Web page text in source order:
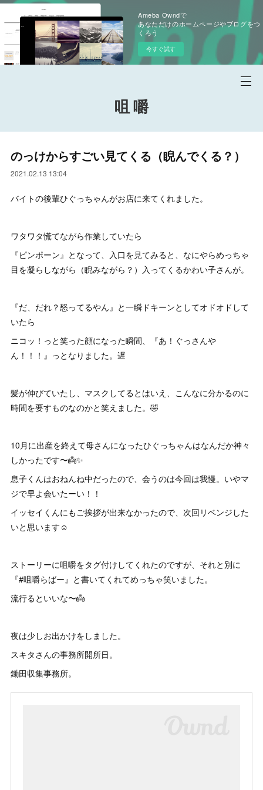
Ameba Owndで
あなただけのホームページやブログをつ
くろう
今すぐ試す
咀 嚼
のっけからすごい見てくる（睨んでくる？）
2021.02.13 13:04
バイトの後輩ひぐっちゃんがお店に来てくれました。
ワタワタ慌てながら作業していたら
『ピンポーン』となって、入口を見てみると、なにやらめっちゃ
目を凝らしながら（睨みながら？）入ってくるかわい子さんが。
『だ、だれ？怒ってるやん』と一瞬ドキーンとしてオドオドして
いたら
ニコッ！っと笑った顔になった瞬間、『あ！ぐっさんや
ん！！！』っとなりました。遅
髪が伸びていたし、マスクしてるとはいえ、こんなに分かるのに
時間を要すものなのかと笑えました。🤣
10月に出産を終えて母さんになったひぐっちゃんはなんだか神々
しかったです〜👼✨
息子くんはおねんね中だったので、会うのは今回は我慢。いやマ
ジで早よ会いたーい！！
イッセイくんにもご挨拶が出来なかったので、次回リベンジした
いと思います☺️
ストーリーに咀嚼をタグ付けしてくれたのですが、それと別に
『#咀嚼らばー』と書いてくれてめっちゃ笑いました。
流行るといいな〜👼
夜は少しお出かけをしました。
スキタさんの事務所開所日。
鋤田収集事務所。